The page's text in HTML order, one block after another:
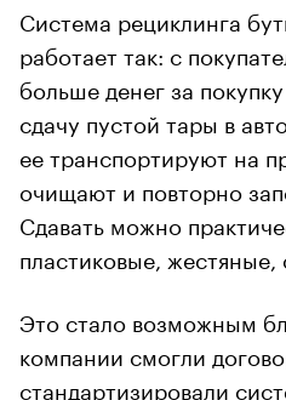
Система рециклинга
работает так: с
больше денег за
сдачу пустой тары в
ее транспортируют на
очищают и повторно
Сдавать можно
пластиковые, жестяные,
Это стало возможным
компании смогли
стандартизировали